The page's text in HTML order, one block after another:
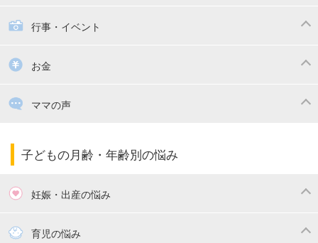
絵本
家族関係・夫婦関係
掃除
子供の服・ファッション
行事・イベント
漫画
出産祝い・内祝い
お金
住宅購入ママの声
子育てコラム
子どもの月齢・年齢別の悩み
妊娠・出産の悩み
妊活 育児の悩み